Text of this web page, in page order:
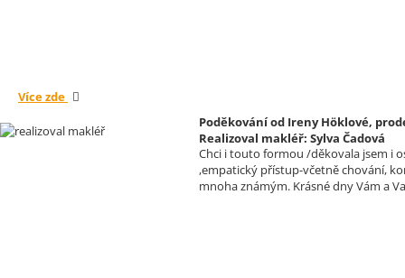
Více zde
Poděkování od Ireny Höklové,
Realizoval makléř: Sylva Čadová
Chci i touto formou /děkovala jsem i
,empatický přístup-včetně chování,
mnoha známým. Krásné dny Vám a